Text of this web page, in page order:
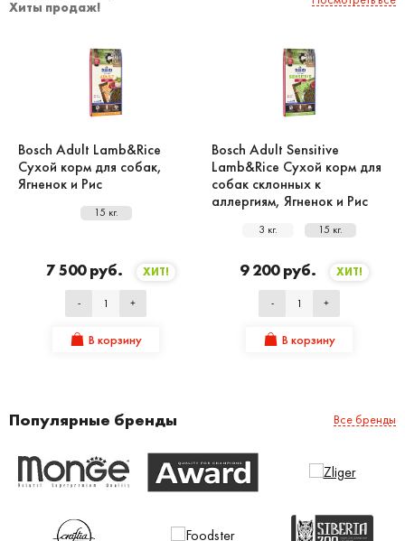
Хиты продаж!
Bosch Adult Lamb&Rice
Сухой корм для собак,
Ягненок и Рис
15 кг.
7 500 руб. ХИТ!
- +
В корзину
Bosch Adult Sensitive
Lamb&Rice Сухой корм для
собак склонных к
аллергиям, Ягненок и Рис
3 кг. 15 кг.
9 200 руб. ХИТ!
- +
В корзину
Популярные бренды Все бренды